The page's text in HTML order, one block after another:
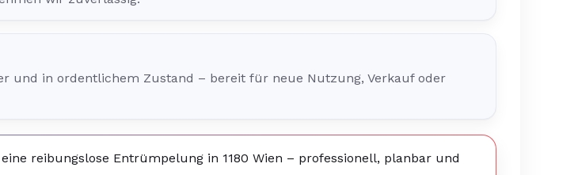
und in ordentlichem Zustand – bereit für neue Nutzung, Verkauf oder
reibungslose Entrümpelung in 1180 Wien – professionell, planbar und